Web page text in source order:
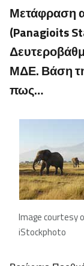
Μετάφραση
(Panagioits
ΜΔΕ. Βάση
πως…
Image courtesy
iStockphoto